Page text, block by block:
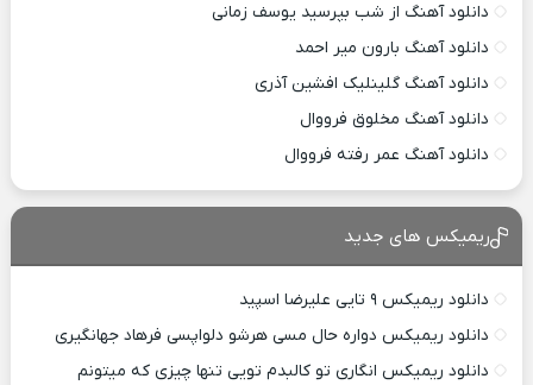
دانلود آهنگ از شب بپرسید یوسف زمانی
دانلود آهنگ بارون میر احمد
دانلود آهنگ گلینلیک افشین آذری
دانلود آهنگ مخلوق فرووال
دانلود آهنگ عمر رفته فرووال
ریمیکس های جدید
دانلود ریمیکس ۹ تایی علیرضا اسپید
دانلود ریمیکس دواره حال مسی هرشو دلواپسی فرهاد جهانگیری
دانلود ریمیکس انگاری تو کالبدم تویی تنها چیزی که میتونم